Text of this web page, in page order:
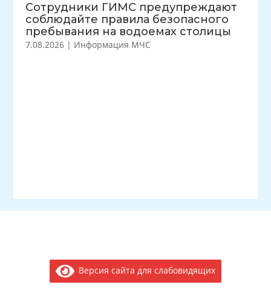
Сотрудники ГИМС предупреждают
соблюдайте правила безопасного
пребывания на водоемах столицы
7.08.2026 | Информация МЧС
Версия сайта для слабовидящих